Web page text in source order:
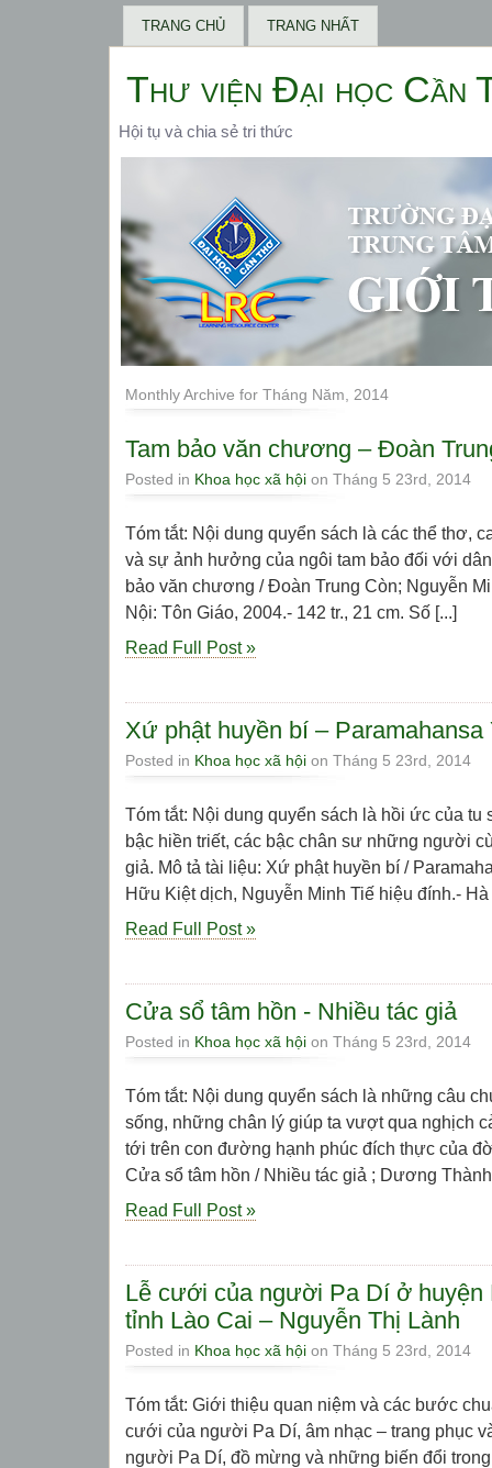
TRANG CHỦ TRANG NHẤT
Thư viện Đại học Cần
Hội tụ và chia sẻ tri thức
Monthly Archive for Tháng Năm, 2014
Tam bảo văn chương – Đoàn
Posted in Khoa học xã hội on Tháng 5 23rd, 2014
Tóm tắt: Nội dung quyển sách là các thể thơ,
và sự ảnh hưởng của ngôi tam bảo đối với
bảo văn chương / Đoàn Trung Còn; Nguyễn
Nội: Tôn Giáo, 2004.- 142 tr., 21 cm. Số [...]
Read Full Post »
Xứ phật huyền bí – Paramahansa
Posted in Khoa học xã hội on Tháng 5 23rd, 2014
Tóm tắt: Nội dung quyển sách là hồi ức của tu
bậc hiền triết, các bậc chân sư những người
giả. Mô tả tài liệu: Xứ phật huyền bí /
Hữu Kiệt dịch, Nguyễn Minh Tiế hiệu đính.- Hà
Read Full Post »
Cửa sổ tâm hồn - Nhiều tác giả
Posted in Khoa học xã hội on Tháng 5 23rd, 2014
Tóm tắt: Nội dung quyển sách là những câu
sống, những chân lý giúp ta vượt qua nghịch
tới trên con đường hạnh phúc đích thực của
Cửa sổ tâm hồn / Nhiều tác giả ; Dương
Read Full Post »
Lễ cưới của người Pa Dí ở
tỉnh Lào Cai – Nguyễn Thị Lành
Posted in Khoa học xã hội on Tháng 5 23rd, 2014
Tóm tắt: Giới thiệu quan niệm và các bước
cưới của người Pa Dí, âm nhạc – trang phục
người Pa Dí, đồ mừng và những biến đổi